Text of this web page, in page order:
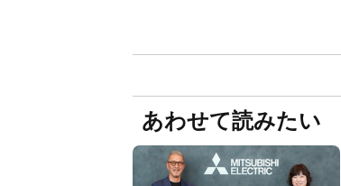
あわせて読みたい